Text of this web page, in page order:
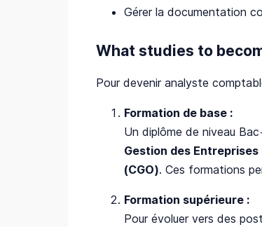
Gérer la documentation
What studies to
Pour devenir analyste
Formation de base :
Un diplôme de niveau
Gestion des
(CGO). Ces formations
Formation supérieure :
Pour évoluer vers des